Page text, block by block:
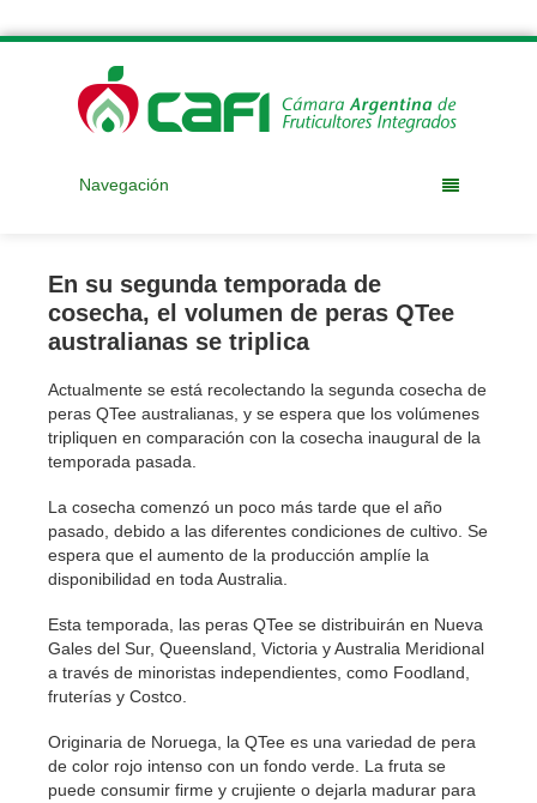
Navegación
En su segunda temporada de
cosecha, el volumen de peras QTee
australianas se triplica
Actualmente se está recolectando la segunda cosecha de
peras QTee australianas, y se espera que los volúmenes
tripliquen en comparación con la cosecha inaugural de la
temporada pasada.
La cosecha comenzó un poco más tarde que el año
pasado, debido a las diferentes condiciones de cultivo. Se
espera que el aumento de la producción amplíe la
disponibilidad en toda Australia.
Esta temporada, las peras QTee se distribuirán en Nueva
Gales del Sur, Queensland, Victoria y Australia Meridional
a través de minoristas independientes, como Foodland,
fruterías y Costco.
Originaria de Noruega, la QTee es una variedad de pera
de color rojo intenso con un fondo verde. La fruta se
puede consumir firme y crujiente o dejarla madurar para